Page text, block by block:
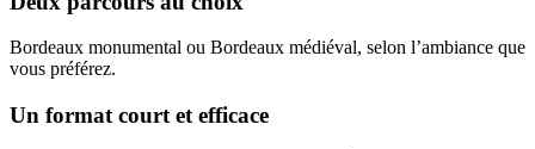
Bordeaux monumental ou Bordeaux médiéval, selon l’ambiance que
vous préférez.
Un format court et efficace